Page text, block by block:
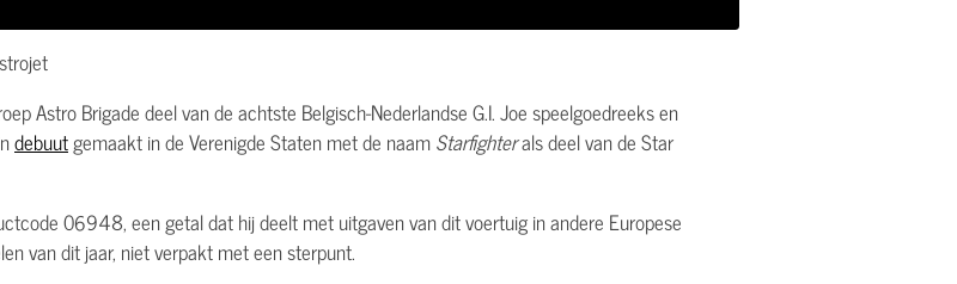
Astro Brigade deel van de achtste Belgisch-Nederlandse G.I. Joe speelgoedreeks en
debuutgemaakt in de Verenigde Staten met de naamStarfighterals deel van de Star
06948, een getal dat hij deelt met uitgaven van dit voertuig in andere Europese
van dit jaar, niet verpakt met een sterpunt.